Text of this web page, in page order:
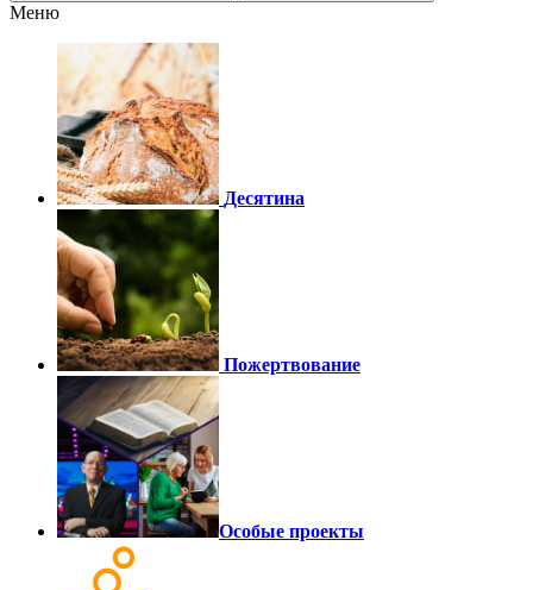
Меню
Десятина
Пожертвование
Особые проекты